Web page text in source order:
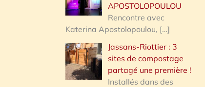
APOSTOLOPOULOU
Rencontre avec
Katerina Apostolopoulou, […]
Jassans-Riottier : 3
sites de compostage
partagé une première !
Installés dans des